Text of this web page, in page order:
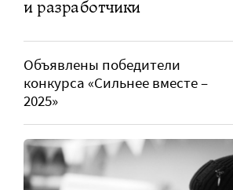
и разработчики
Объявлены победители
конкурса «Сильнее вместе –
2025»